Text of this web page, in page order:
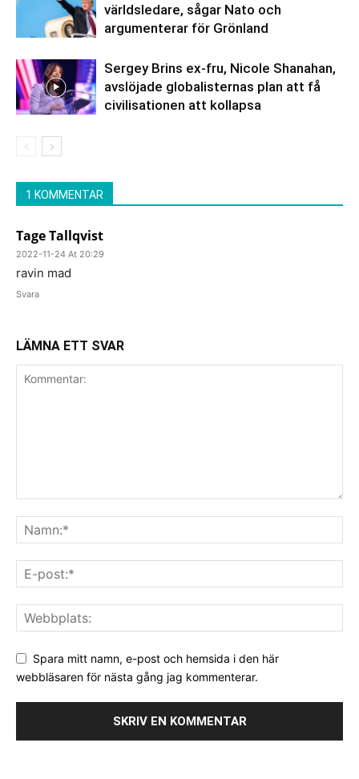
världsledare, sågar Nato och
argumenterar för Grönland
Sergey Brins ex-fru, Nicole Shanahan,
avslöjade globalisternas plan att få
civilisationen att kollapsa
1 KOMMENTAR
Tage Tallqvist
2022-11-24 At 20:29
ravin mad
Svara
LÄMNA ETT SVAR
Spara mitt namn, e-post och hemsida i den här
webbläsaren för nästa gång jag kommenterar.